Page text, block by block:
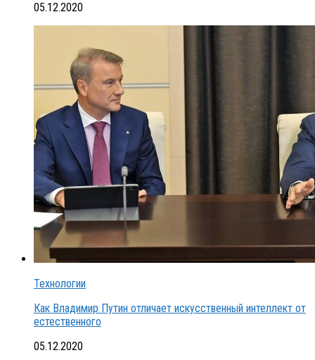
05.12.2020
Технологии
Как Владимир Путин отличает искусственный интеллект от
естественного
05.12.2020